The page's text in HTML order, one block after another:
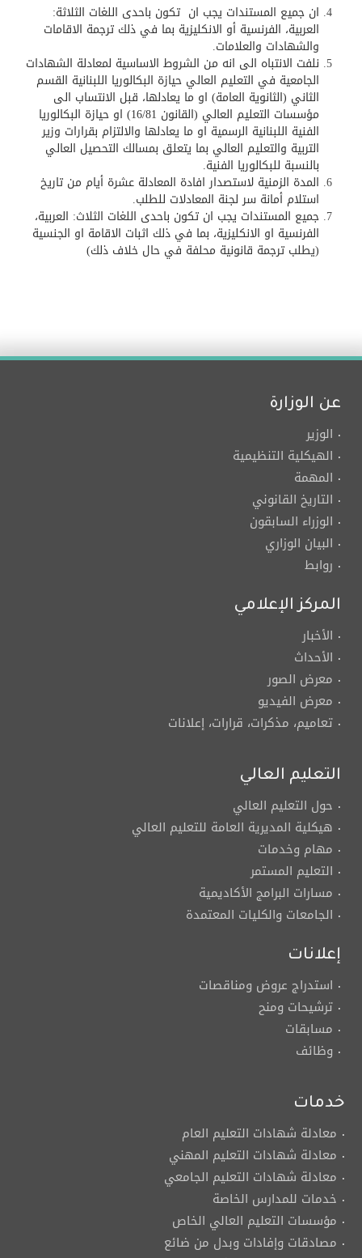
ان جميع المستندات يجب ان تكون باحدى اللغات الثلاثة:
العربية، الفرنسية أو الانكليزية بما في ذلك ترجمة الاقامات
والشهادات والعلامات.​
نلفت الانتباه الى انه من الشروط الاساسية لمعادلة الشهادات
الجامعية في التعليم العالي حيازة البكالوريا اللبنانية القسم
الثاني (الثانوية العامة) او ما يعادلها، قبل الانتساب الى
مؤسسات التعليم العالي (القانون 16/81) او حيازة البكالوريا
الفنية اللبنانية الرسمية او ما يعادلها والالتزام بقرارات وزير
التربية والتعليم العالي بما يتعلق بمسالك التحصيل العالي
بالنسبة للبكالوريا الفنية.
المدة الزمنية لاستصدار افادة المعادلة عشرة أيام من تاريخ
استلام أمانة سر لجنة المعادلات للطلب.
جميع المستندات يجب ان تكون باحدى اللغات الثلاث: العربية،
الفرنسية او الانكليزية، بما في ذلك اثبات الاقامة او الجنسية
(يطلب ترجمة قانونية محلفة في حال خلاف ذلك)
عن الوزارة
الوزير
الهيكلية التنظيمية
المهمة
التاريخ القانوني
الوزراء السابقون
البيان الوزاري
روابط
المركز الإعلامي
الأخبار
الأحداث
معرض الصور
معرض الفيديو
تعاميم، مذكرات، قرارات، إعلانات
التعليم العالي
حول التعليم العالي
هيكلية المديرية العامة للتعليم العالي
مهام وخدمات
التعليم المستمر
مسارات البرامج الأكاديمية
الجامعات والكليات المعتمدة
إعلانات
استدراج عروض ومناقصات
ترشيحات ومنح
مسابقات
وظائف
خدمات
معادلة شهادات التعليم العام
معادلة شهادات التعليم المهني
معادلة شهادات التعليم الجامعي
خدمات للمدارس الخاصة
مؤسسات التعليم العالي الخاص
مصادقات وإفادات وبدل من ضائع